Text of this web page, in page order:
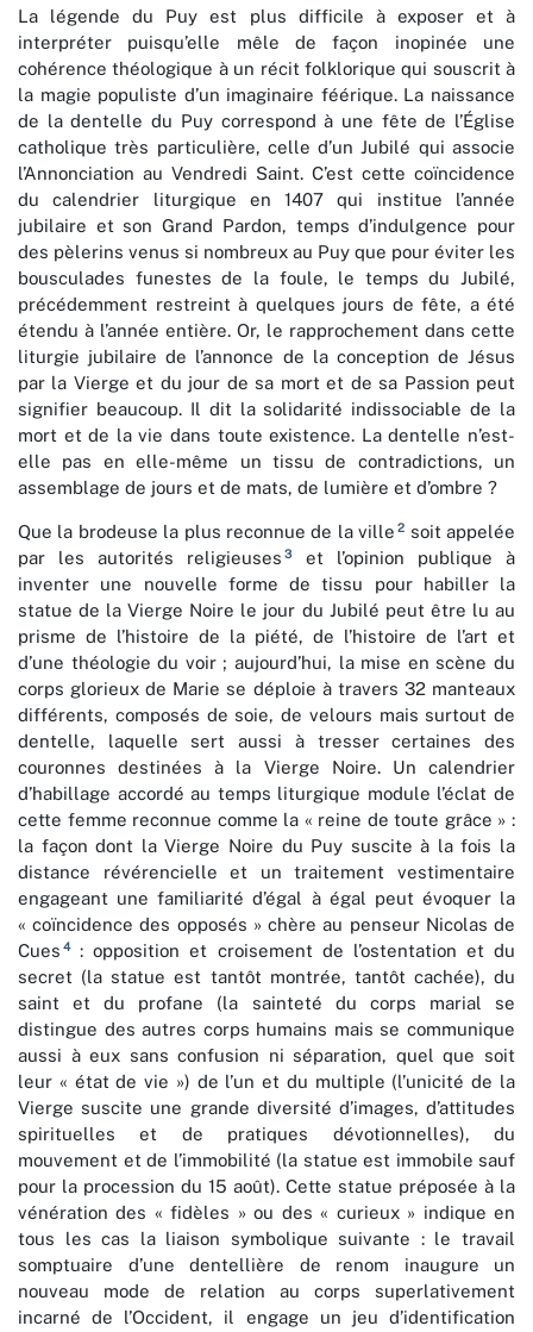
La légende du Puy est plus difficile à exposer et à
interpréter puisqu’elle mêle de façon inopinée une
cohérence théologique à un récit folklorique qui souscrit à
la magie populiste d’un imaginaire féérique. La naissance
de la dentelle du Puy correspond à une fête de l’Église
catholique très particulière, celle d’un Jubilé qui associe
l’Annonciation au Vendredi Saint. C’est cette coïncidence
du calendrier liturgique en 1407 qui institue l’année
jubilaire et son Grand Pardon, temps d’indulgence pour
des pèlerins venus si nombreux au Puy que pour éviter les
bousculades funestes de la foule, le temps du Jubilé,
précédemment restreint à quelques jours de fête, a été
étendu à l’année entière. Or, le rapprochement dans cette
liturgie jubilaire de l’annonce de la conception de Jésus
par la Vierge et du jour de sa mort et de sa Passion peut
signifier beaucoup. Il dit la solidarité indissociable de la
mort et de la vie dans toute existence. La dentelle n’est-
elle pas en elle-même un tissu de contradictions, un
assemblage de jours et de mats, de lumière et d’ombre ?
Que la brodeuse la plus reconnue de la ville 2 soit appelée
par les autorités religieuses 3et l’opinion publique à
inventer une nouvelle forme de tissu pour habiller la
statue de la Vierge Noire le jour du Jubilé peut être lu au
prisme de l’histoire de la piété, de l’histoire de l’art et
d’une théologie du voir ; aujourd’hui, la mise en scène du
corps glorieux de Marie se déploie à travers 32 manteaux
différents, composés de soie, de velours mais surtout de
dentelle, laquelle sert aussi à tresser certaines des
couronnes destinées à la Vierge Noire. Un calendrier
d’habillage accordé au temps liturgique module l’éclat de
cette femme reconnue comme la « reine de toute grâce » :
la façon dont la Vierge Noire du Puy suscite à la fois la
distance révérencielle et un traitement vestimentaire
engageant une familiarité d’égal à égal peut évoquer la
« coïncidence des opposés » chère au penseur Nicolas de
Cues 4: opposition et croisement de l’ostentation et du
secret (la statue est tantôt montrée, tantôt cachée), du
saint et du profane (la sainteté du corps marial se
distingue des autres corps humains mais se communique
aussi à eux sans confusion ni séparation, quel que soit
leur « état de vie ») de l’un et du multiple (l’unicité de la
Vierge suscite une grande diversité d’images, d’attitudes
spirituelles et de pratiques dévotionnelles), du
mouvement et de l’immobilité (la statue est immobile sauf
pour la procession du 15 août). Cette statue préposée à la
vénération des « fidèles » ou des « curieux » indique en
tous les cas la liaison symbolique suivante : le travail
somptuaire d’une dentellière de renom inaugure un
nouveau mode de relation au corps superlativement
incarné de l’Occident, il engage un jeu d’identification